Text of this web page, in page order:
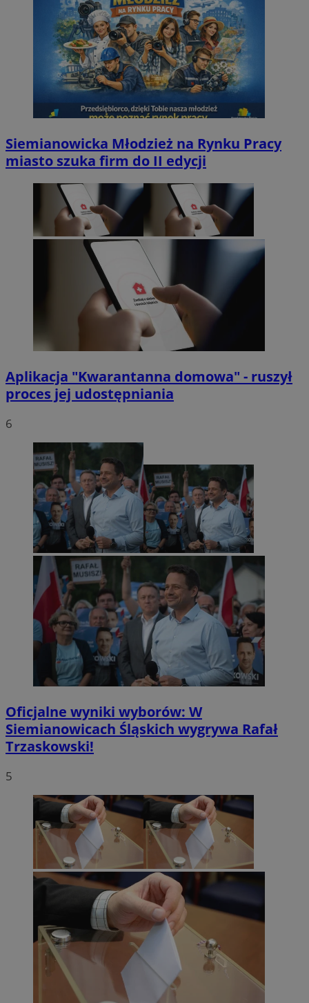
Siemianowicka Młodzież na Rynku Pracy
miasto szuka firm do II edycji
Aplikacja "Kwarantanna domowa" - ruszył
proces jej udostępniania
6
Oficjalne wyniki wyborów: W
Siemianowicach Śląskich wygrywa Rafał
Trzaskowski!
5